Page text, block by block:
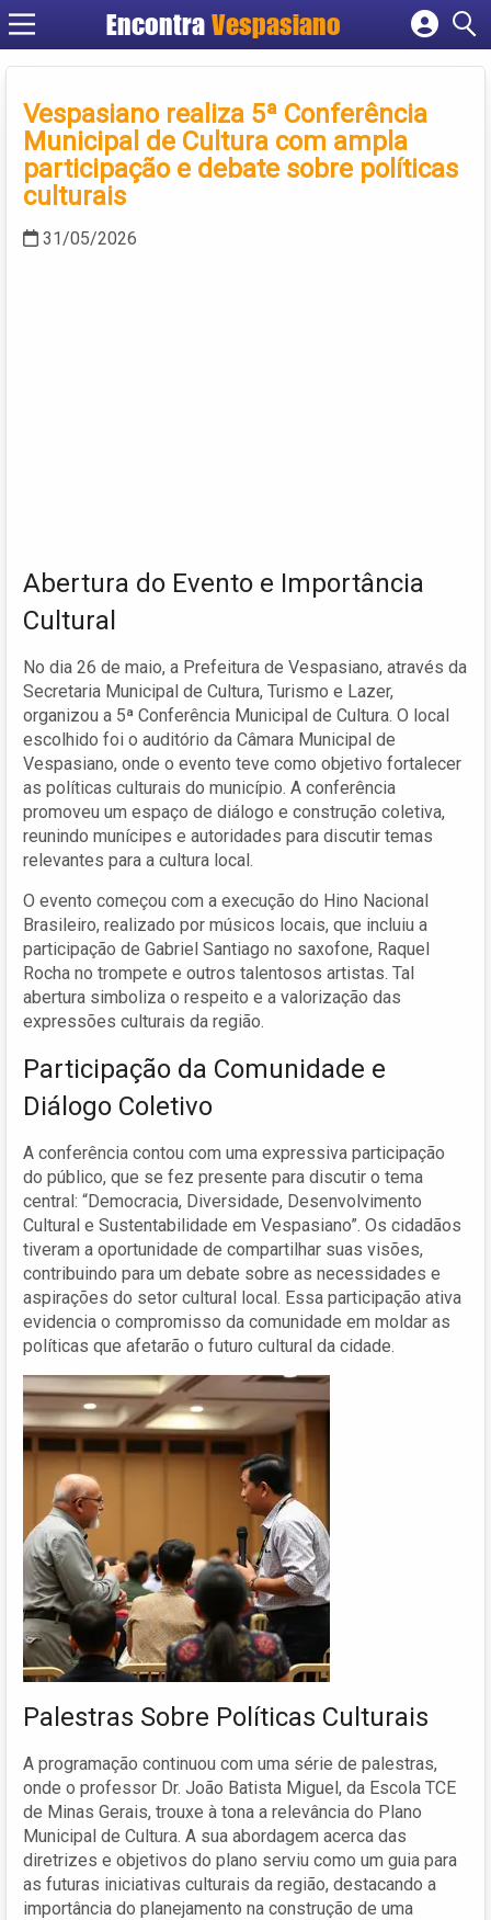
Encontra Vespasiano
Cadastrar empresa
Criar conta
Vespasiano realiza 5ª Conferência
Municipal de Cultura com ampla
participação e debate sobre políticas
culturais
31/05/2026
Abertura do Evento e Importância
Cultural
No dia 26 de maio, a Prefeitura de Vespasiano, através da
Secretaria Municipal de Cultura, Turismo e Lazer,
organizou a 5ª Conferência Municipal de Cultura. O local
escolhido foi o auditório da Câmara Municipal de
Vespasiano, onde o evento teve como objetivo fortalecer
as políticas culturais do município. A conferência
promoveu um espaço de diálogo e construção coletiva,
reunindo munícipes e autoridades para discutir temas
relevantes para a cultura local.
O evento começou com a execução do Hino Nacional
Brasileiro, realizado por músicos locais, que incluiu a
participação de Gabriel Santiago no saxofone, Raquel
Rocha no trompete e outros talentosos artistas. Tal
abertura simboliza o respeito e a valorização das
expressões culturais da região.
Participação da Comunidade e
Diálogo Coletivo
A conferência contou com uma expressiva participação
do público, que se fez presente para discutir o tema
central: “Democracia, Diversidade, Desenvolvimento
Cultural e Sustentabilidade em Vespasiano”. Os cidadãos
tiveram a oportunidade de compartilhar suas visões,
contribuindo para um debate sobre as necessidades e
aspirações do setor cultural local. Essa participação ativa
evidencia o compromisso da comunidade em moldar as
políticas que afetarão o futuro cultural da cidade.
Palestras Sobre Políticas Culturais
A programação continuou com uma série de palestras,
onde o professor Dr. João Batista Miguel, da Escola TCE
de Minas Gerais, trouxe à tona a relevância do Plano
Municipal de Cultura. A sua abordagem acerca das
diretrizes e objetivos do plano serviu como um guia para
as futuras iniciativas culturais da região, destacando a
importância do planejamento na construção de uma